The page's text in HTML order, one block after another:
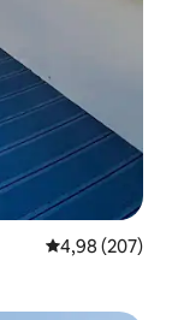
Keskmine
4,98 (207)